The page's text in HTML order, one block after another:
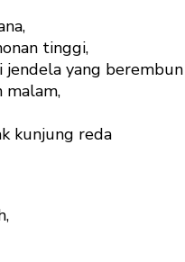
tinggi,
yang berembun
malam,
kunjung reda